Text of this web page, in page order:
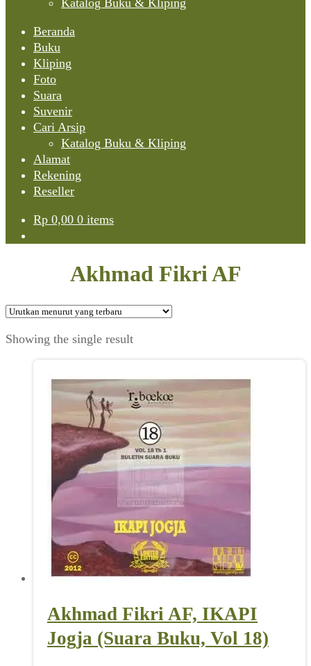
Katalog Buku & Kliping
Beranda
Buku
Kliping
Foto
Suara
Suvenir
Cari Arsip
Katalog Buku & Kliping
Alamat
Rekening
Reseller
Rp 0,00 0 items
Akhmad Fikri AF
Showing the single result
Akhmad Fikri AF, IKAPI
Jogja (Suara Buku, Vol 18)